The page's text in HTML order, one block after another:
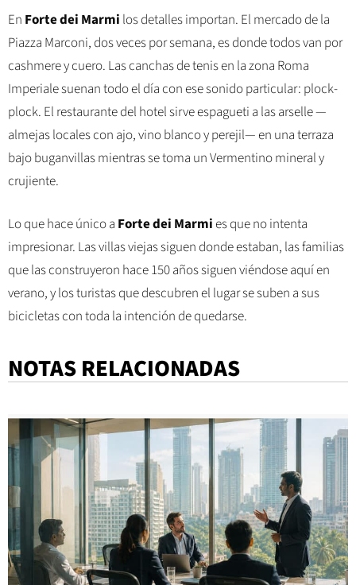
En Forte dei Marmi los detalles importan. El mercado de la
Piazza Marconi, dos veces por semana, es donde todos van por
cashmere y cuero. Las canchas de tenis en la zona Roma
Imperiale suenan todo el día con ese sonido particular: plock-
plock. El restaurante del hotel sirve espagueti a las arselle —
almejas locales con ajo, vino blanco y perejil— en una terraza
bajo buganvillas mientras se toma un Vermentino mineral y
crujiente.
Lo que hace único a Forte dei Marmi es que no intenta
impresionar. Las villas viejas siguen donde estaban, las familias
que las construyeron hace 150 años siguen viéndose aquí en
verano, y los turistas que descubren el lugar se suben a sus
bicicletas con toda la intención de quedarse.
NOTAS RELACIONADAS